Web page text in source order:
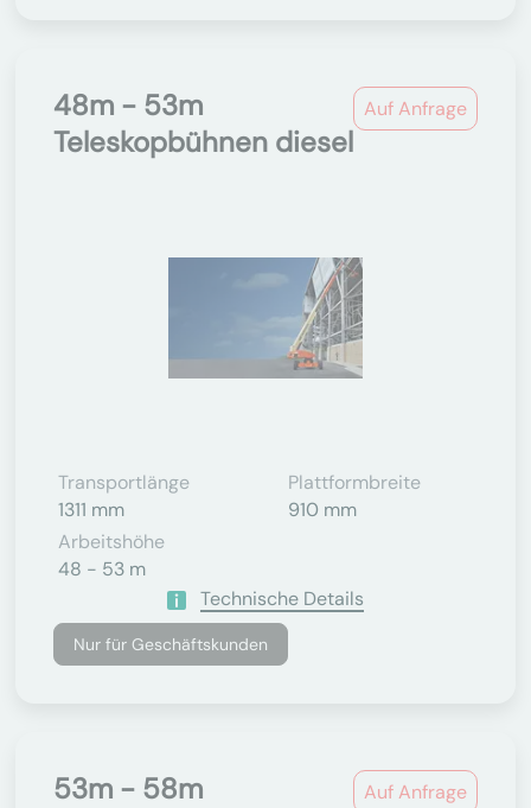
Auf Anfrage
48m - 53m
Teleskopbühnen diesel
Transportlänge
1311 mm
Plattformbreite
910 mm
Arbeitshöhe
48 - 53 m
Technische Details
Nur für Geschäftskunden
Auf Anfrage
53m - 58m